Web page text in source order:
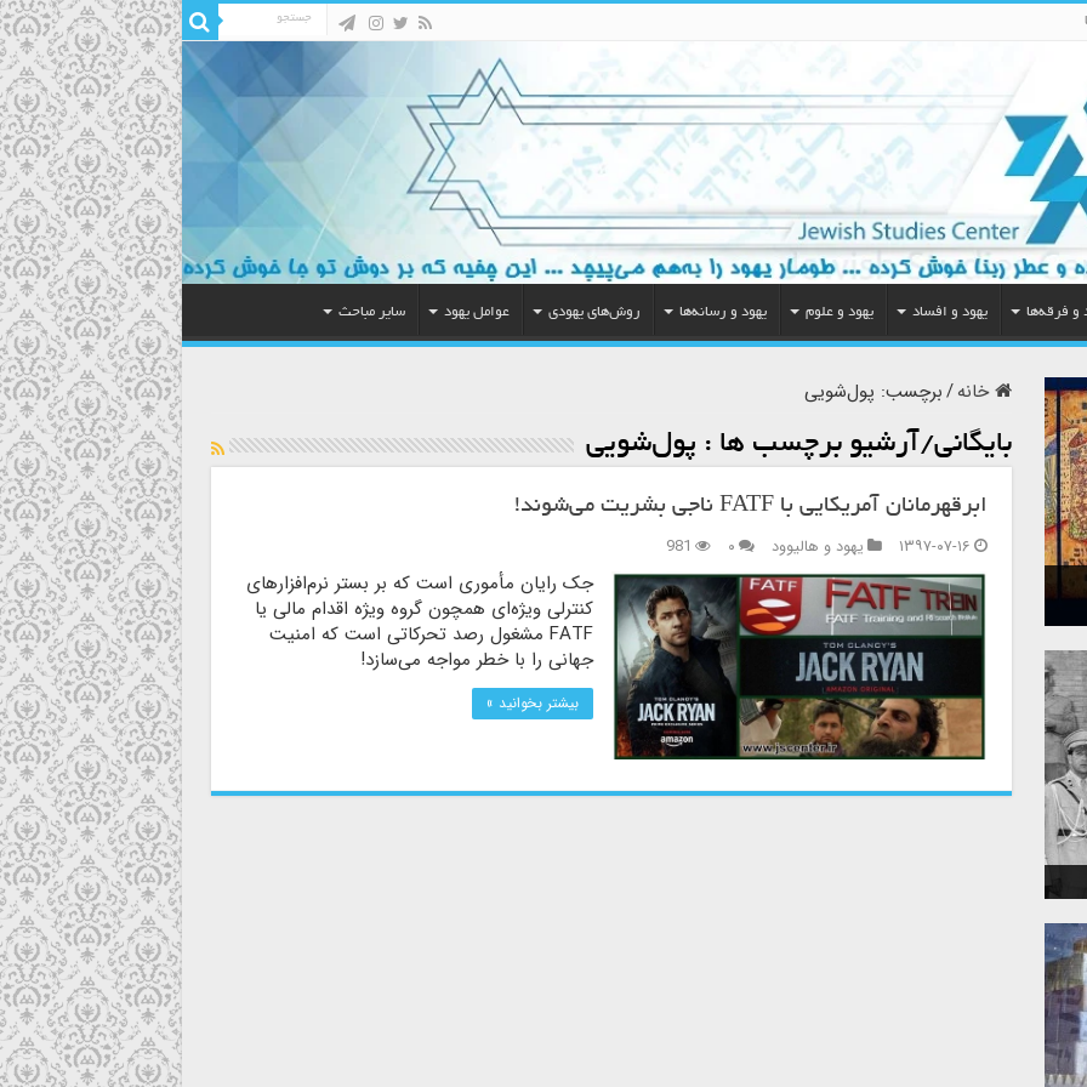
و فرقه‌ها یهود و افساد یهود و علوم یهود و رسانه‌ها روش‌های یهودی عوامل یهود سایر مباحث
خانه/برچسب: پول‌شویی
بایگانی/آرشیو برچسب ها : پول‌شویی
ابرقهرمانان آمریکایی با FATF ناجی بشریت می‌شوند!
۱۳۹۷-۰۷-۱۶
یهود و هالیوود ۰ 981
جک رایان مأموری است که بر بستر نرم‌افزارهای
کنترلی ویژه‌ای همچون گروه ویژه اقدام مالی یا
FATF مشغول رصد تحرکاتی است که امنیت
جهانی را با خطر مواجه می‌سازد!
بیشتر بخوانید »